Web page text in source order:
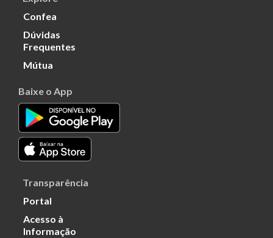
Confea
Dúvidas
Frequentes
Mútua
Baixe o App
Transparência
Portal
Acesso à
Informação